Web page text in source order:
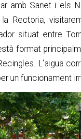
amb Sanet i els
Rectoria,
situat entre
format
L’aigua
un funcionament